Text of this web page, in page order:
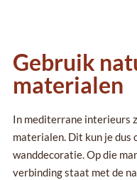
Gebruik
materialen
In mediterrane interieurs
materialen. Dit kun je dus
wanddecoratie. Op die
verbinding staat met de